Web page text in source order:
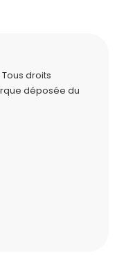
Tous droits
déposée du